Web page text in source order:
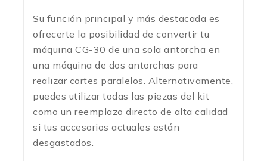
Su función principal y más destacada es
ofrecerte la posibilidad de convertir tu
máquina CG-30 de una sola antorcha en
una máquina de dos antorchas para
realizar cortes paralelos. Alternativamente,
puedes utilizar todas las piezas del kit
como un reemplazo directo de alta calidad
si tus accesorios actuales están
desgastados.